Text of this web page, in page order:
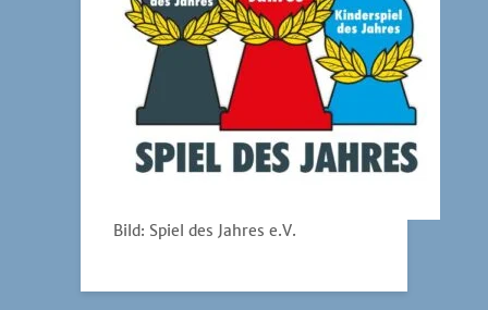
Bild: Spiel des Jahres e.V.